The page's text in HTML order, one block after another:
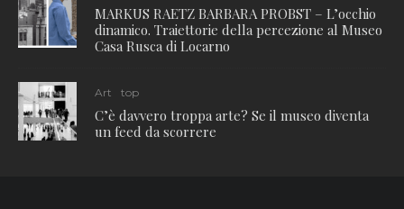
MARKUS RAETZ BARBARA PROBST – L’occhio
dinamico. Traiettorie della percezione al Museo
Casa Rusca di Locarno
Art top
C’è davvero troppa arte? Se il museo diventa
un feed da scorrere